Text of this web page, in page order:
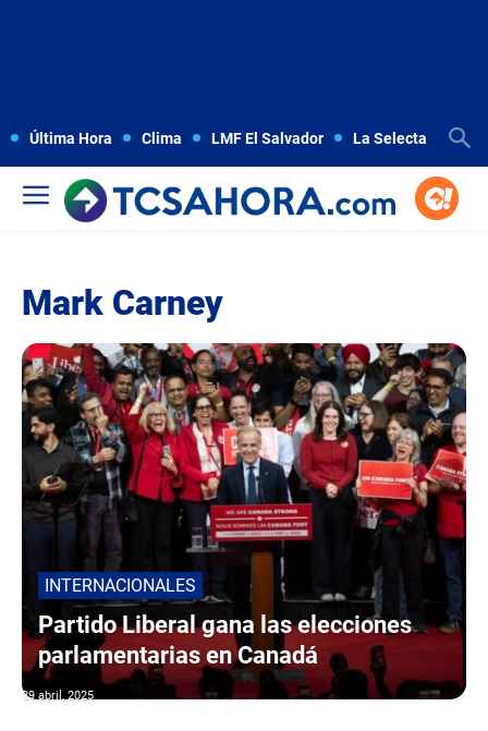
Última Hora Clima LMF El Salvador La Selecta
Mark Carney
INTERNACIONALES
Partido Liberal gana las elecciones
parlamentarias en Canadá
29 abril, 2025